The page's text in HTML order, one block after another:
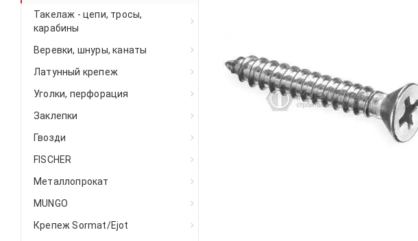
Такелаж - цепи, тросы,
карабины
Веревки, шнуры, канаты
Латунный крепеж
Уголки, перфорация
Заклепки
Гвозди
FISCHER
Металлопрокат
MUNGO
Крепеж Sormat/Ejot